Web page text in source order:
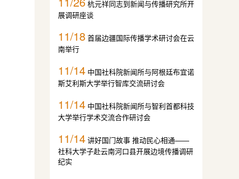
杭元祥同志到新闻与传播研究所开
展调研座谈
11/18 首届边疆国际传播学术研讨会在云
南举行
11/14 中国社科院新闻所与阿根廷布宜诺
斯艾利斯大学举行智库交流研讨会
11/14 中国社科院新闻所与智利首都科技
大学举行学术交流合作研讨会
11/14 讲好国门故事 推动民心相通——
社科大学子赴云南河口县开展边境传播调研
纪实